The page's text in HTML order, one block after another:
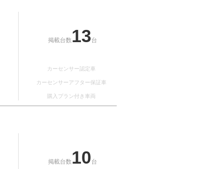
掲載台数 13台
カーセンサー認定車
カーセンサーアフター保証車
購入プラン付き車両
掲載台数 10台